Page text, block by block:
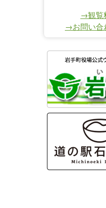
→観覧
→お問い合